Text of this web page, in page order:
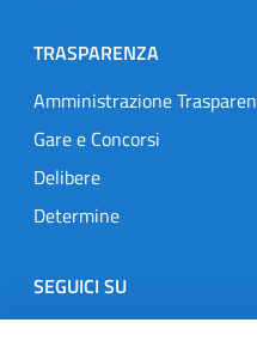
TRASPARENZA
Amministrazione
Gare e Concorsi
Delibere
Determine
SEGUICI SU
Designers Italia
TwitterInstagram